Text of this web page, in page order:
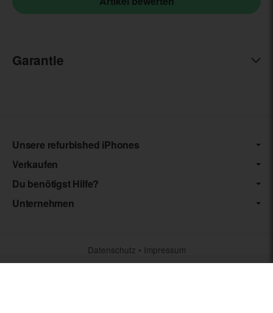
Garantie
Unsere refurbished iPhones
Verkaufen
Du benötigst Hilfe?
Unternehmen
Datenschutz • Impressum